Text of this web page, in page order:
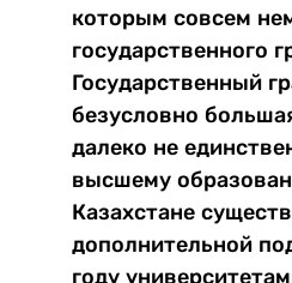
которым совсем
государственного
Государственный
безусловно
далеко не
высшему
Казахстане
дополнительной
году